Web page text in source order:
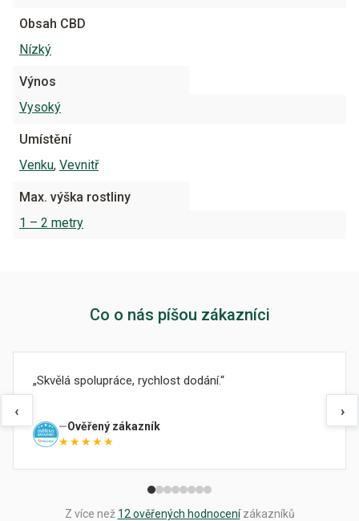
Obsah CBD
Nízký
Výnos
Vysoký
Umístění
Venku, Vevnitř
Max. výška rostliny
1 – 2 metry
Co o nás píšou zákazníci
‹
Skvělá spolupráce, rychlost dodání.
Ověřený zákazník
★★★★★
›
Z více než 12 ověřených hodnocenízákazníků